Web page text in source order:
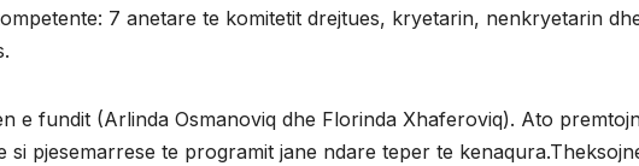
7 anetare te komitetit drejtues, kryetarin, nenkryetarin
e fundit (Arlinda Osmanoviq dhe Florinda Xhaferoviq). Ato
si pjesemarrese te programit jane ndare teper te